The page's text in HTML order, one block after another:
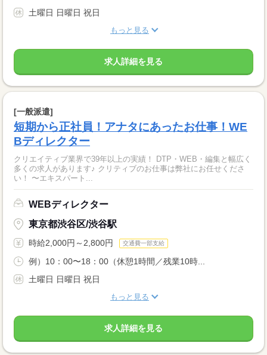
土曜日 日曜日 祝日
もっと見る
求人詳細を見る
[一般派遣]
短期から正社員！アナタにあったお仕事！WE
Bディレクター
クリエイティブ業界で39年以上の実績！ DTP・WEB・編集と幅広く
多くの求人があります♪ クリティブのお仕事は弊社にお任せくださ
い！ 〜エキスパート...
WEBディレクター
東京都渋谷区/渋谷駅
時給2,000円～2,800円 交通費一部支給
例）10：00〜18：00（休憩1時間／残業10時...
土曜日 日曜日 祝日
もっと見る
求人詳細を見る